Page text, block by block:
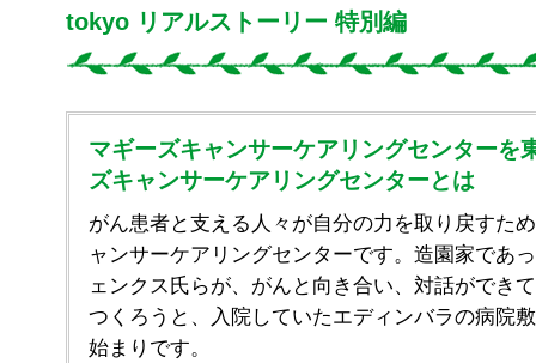
tokyo リアルストーリー 特別編
マギーズキャンサーケアリングセンターを
ズキャンサーケアリングセンターとは
がん患者と支える人々が自分の力を取り戻すた
ャンサーケアリングセンターです。造園家であ
ェンクス氏らが、がんと向き合い、対話ができ
つくろうと、入院していたエディンバラの病院
始まりです。